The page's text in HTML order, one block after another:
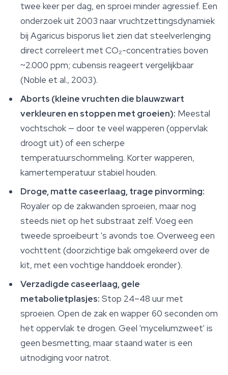
twee keer per dag, en sproei minder agressief. Een
onderzoek uit 2003 naar vruchtzettingsdynamiek
bij Agaricus bisporus liet zien dat steelverlenging
direct correleert met CO₂-concentraties boven
~2.000 ppm; cubensis reageert vergelijkbaar
(Noble et al., 2003).
Aborts (kleine vruchten die blauwzwart
verkleuren en stoppen met groeien): Meestal
vochtschok — door te veel wapperen (oppervlak
droogt uit) of een scherpe
temperatuurschommeling. Korter wapperen,
kamertemperatuur stabiel houden.
Droge, matte caseerlaag, trage pinvorming:
Royaler op de zakwanden sproeien, maar nog
steeds niet op het substraat zelf. Voeg een
tweede sproeibeurt 's avonds toe. Overweeg een
vochttent (doorzichtige bak omgekeerd over de
kit, met een vochtige handdoek eronder).
Verzadigde caseerlaag, gele
metabolietplasjes: Stop 24–48 uur met
sproeien. Open de zak en wapper 60 seconden om
het oppervlak te drogen. Geel 'myceliumzweet' is
geen besmetting, maar staand water is een
uitnodiging voor natrot.